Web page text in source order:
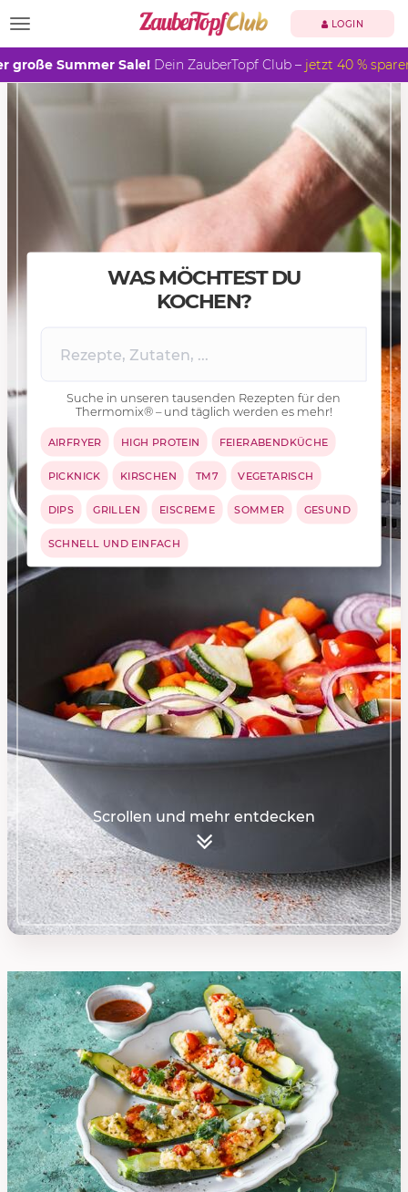
TOGGLE NAVIGATION LOGIN
große Summer Sale! Dein ZauberTopf Club – jetzt 40 %
WAS MÖCHTEST DU
KOCHEN?
Suche in unseren tausenden Rezepten für den
Thermomix® – und täglich werden es mehr!
AIRFRYER HIGH PROTEIN FEIERABENDKÜCHE
PICKNICK KIRSCHEN TM7 VEGETARISCH
DIPS GRILLEN EISCREME SOMMER GESUND
SCHNELL UND EINFACH
Scrollen und mehr entdecken